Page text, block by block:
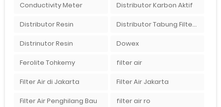
Conductivity Meter Distributor Karbon Aktif
Distributor Resin Distributor Tabung Filter Air FRP1054 di Bandung
Distrinutor Resin Dowex
Ferolite Tohkemy filter air
Filter Air di Jakarta Filter Air Jakarta
Filter Air Penghilang Bau filter air ro